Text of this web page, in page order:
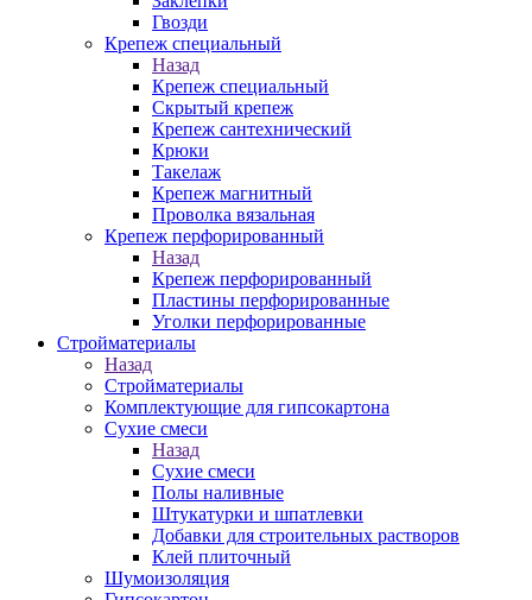
Гвозди
Крепеж специальный
Назад
Крепеж специальный
Скрытый крепеж
Крепеж сантехнический
Крюки
Такелаж
Крепеж магнитный
Проволка вязальная
Крепеж перфорированный
Назад
Крепеж перфорированный
Пластины перфорированные
Уголки перфорированные
Стройматериалы
Назад
Стройматериалы
Комплектующие для гипсокартона
Сухие смеси
Назад
Сухие смеси
Полы наливные
Штукатурки и шпатлевки
Добавки для строительных растворов
Клей плиточный
Шумоизоляция